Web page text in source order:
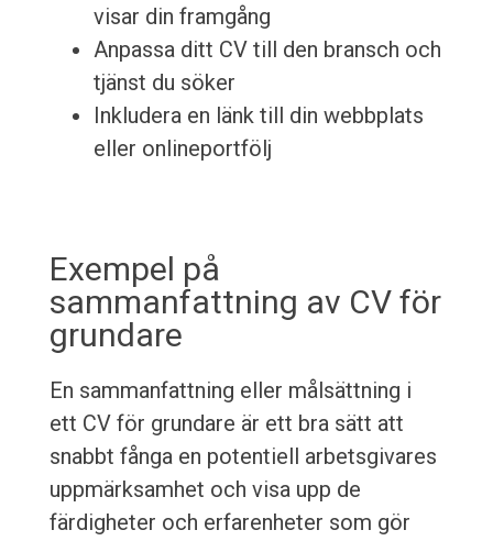
visar din framgång
Anpassa ditt CV till den bransch och
tjänst du söker
Inkludera en länk till din webbplats
eller onlineportfölj
Exempel på
sammanfattning av CV för
grundare
En sammanfattning eller målsättning i
ett CV för grundare är ett bra sätt att
snabbt fånga en potentiell arbetsgivares
uppmärksamhet och visa upp de
färdigheter och erfarenheter som gör